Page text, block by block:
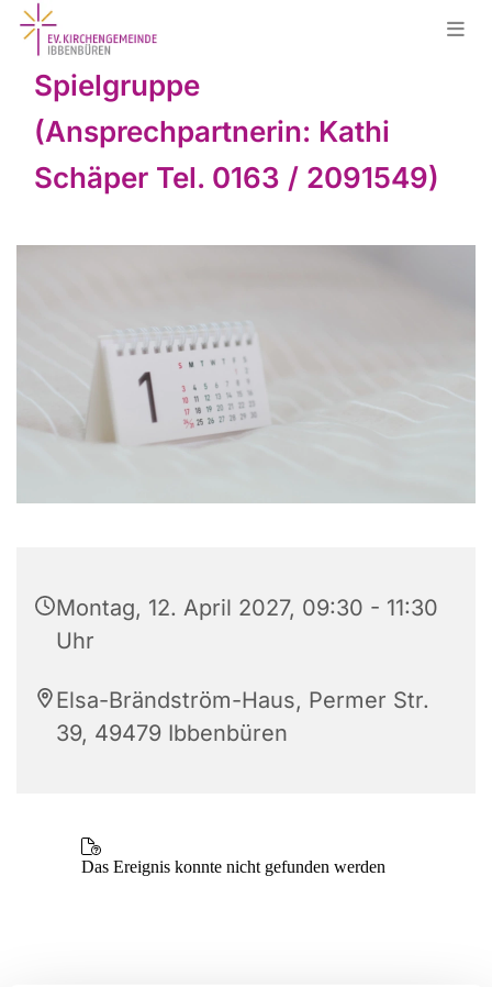
Spielgruppe
(Ansprechpartnerin: Kathi
Schäper Tel. 0163 / 2091549)
Montag, 12. April 2027, 09:30 - 11:30
Uhr
Elsa-Brändström-Haus, Permer Str.
39, 49479 Ibbenbüren